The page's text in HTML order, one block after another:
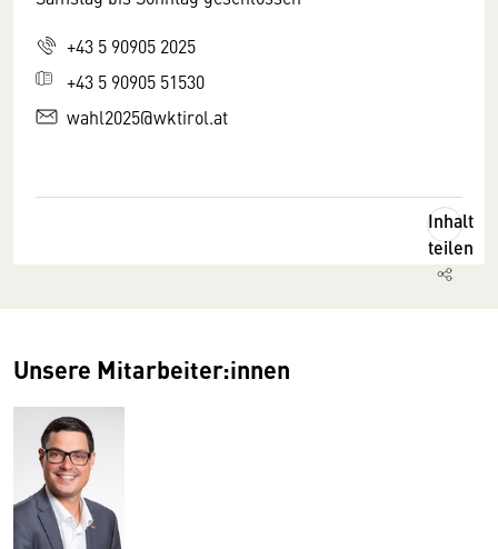
+43 5 90905 2025
+43 5 90905 51530
wahl2025@wktirol.at
Inhalt
teilen
Unsere Mitarbeiter:innen